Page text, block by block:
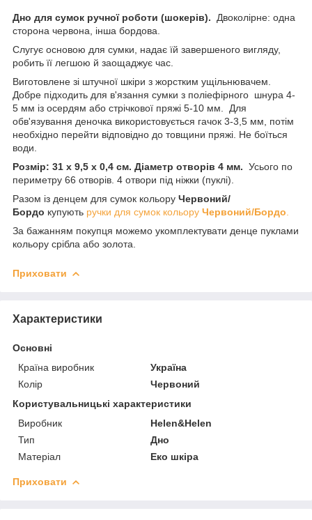
Дно для сумок ручної роботи (шокерів). Двоколірне: одна
сторона червона, інша бордова.
Слугує основою для сумки, надає їй завершеного вигляду,
робить її легшою й заощаджує час.
Виготовлене зі штучної шкіри з жорстким ущільнювачем.
Добре підходить для в'язання сумки з поліефірного шнура 4-
5 мм із осердям або стрічкової пряжі 5-10 мм. Для
обв'язування деночка використовується гачок 3-3,5 мм, потім
необхідно перейти відповідно до товщини пряжі. Не боїться
води.
Розмір: 31 х 9,5 х 0,4 см. Діаметр отворів 4 мм. Усього по
периметру 66 отворів. 4 отвори під ніжки (пуклі).
Разом із денцем для сумок кольору Червоний/
Бордо купують ручки для сумок кольору Червоний/Бордо
За бажанням покупця можемо укомплектувати денце пуклами
кольору срібла або золота.
Приховати
Характеристики
Основні
Країна виробник
Україна
Колір
Червоний
Користувальницькі характеристики
Виробник
Helen&Helen
Тип
Дно
Матеріал
Еко шкіра
Приховати